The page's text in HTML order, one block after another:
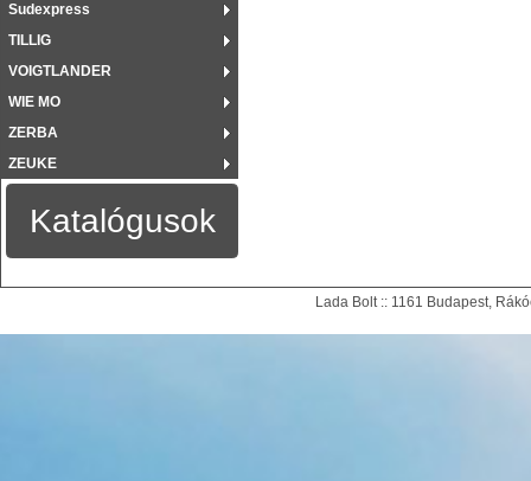
Sudexpress
TILLIG
VOIGTLANDER
WIE MO
ZERBA
ZEUKE
Katalógusok
Lada Bolt :: 1161 Budapest,